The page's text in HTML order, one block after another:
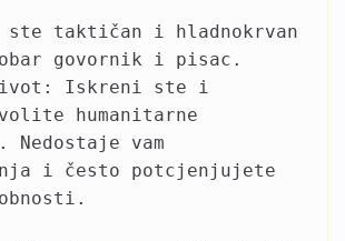
taktičan i hladnokrvan
govornik i pisac.
Iskreni ste i
humanitarne
vam
i često potcjenjujete